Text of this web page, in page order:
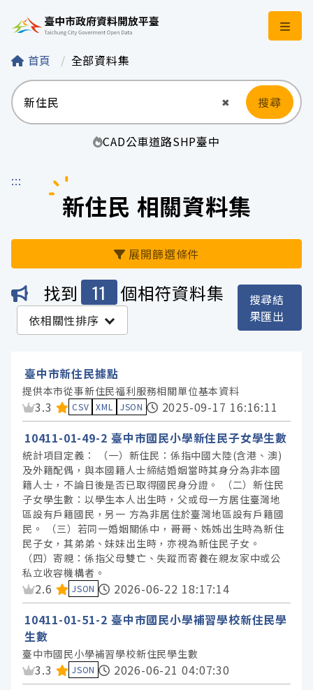
臺中市政府資料開
首頁 全部資料集
✖ 清空輸入
搜尋
CAD公車道路SHP臺中
:::
新住民 相關資料集
展開篩選條件
機關
服務分類
格式
標籤
授權
找到 11 個相符資料集
依相關性排序
搜尋結
果匯出
臺中市新住民據點
提供本市從事新住民福利服務相關單位基本資料
資料集評分：
3.3 CSV XML JSON
2025-09-17 16:16:11
10411-01-49-2 臺中市國民小學新住民子女學生數
統計項目定義： （一）新住民：係指中國大陸(含港、澳)
及外籍配偶，與本國籍人士締結婚姻當時其身分為非本國
籍人士，不論日後是否已取得國民身分證。 （二）新住民
子女學生數：以學生本人出生時，父或母一方居住臺灣地
區設有戶籍國民，另一 方為非居住於臺灣地區設有戶籍國
民。 （三）若同一婚姻關係中，哥哥、姊姊出生時為新住
民子女，其弟弟、妹妹出生時，亦視為新住民子女。
（四）寄親：係指父母雙亡、失蹤而寄養在親友家中或公
私立收容機構者。
資料集評分：
2.6 JSON
2026-06-22 18:17:14
10411-01-51-2 臺中市國民小學補習學校新住民學
生數
臺中市國民小學補習學校新住民學生數
資料集評分：
3.3 JSON
2026-06-21 04:07:30